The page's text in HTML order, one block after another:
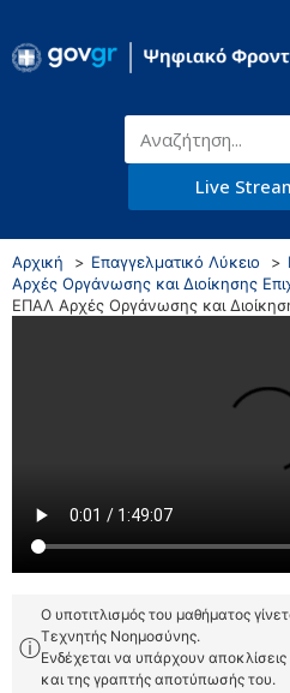
Live
Αρχική Επαγγελματικό Λύκειο
Αρχές Οργάνωσης και Διοίκησης
ΕΠΑΛ Αρχές Οργάνωσης και
ⓘ
Ο υποτιτλισμός του μαθήματος
Τεχνητής Νοημοσύνης.
Ενδέχεται να υπάρχουν
και της γραπτής αποτύπωσής του.